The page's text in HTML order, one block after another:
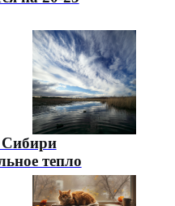
Сибири
тепло